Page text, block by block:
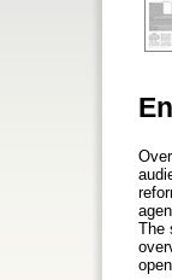
The